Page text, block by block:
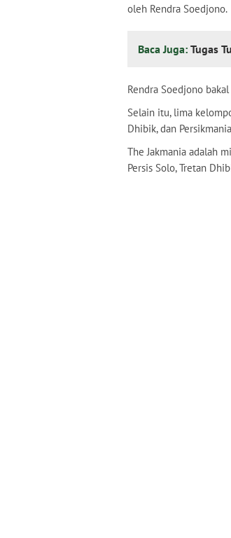
oleh Rendra Soedjono.
Baca Juga: Tugas
Rendra Soedjono
Selain itu, lima
Dhibik, dan
The Jakmania adalah
Persis Solo, Tretan